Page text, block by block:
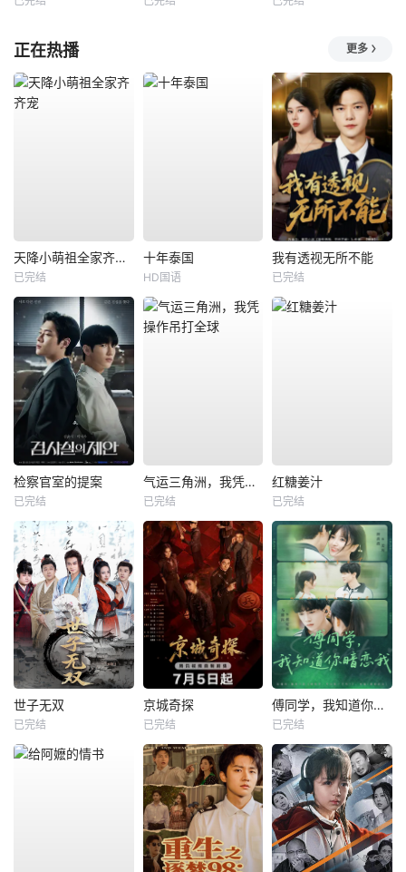
正在热播 更多
天降小萌祖全家齐齐宠
已完结
十年泰国
HD国语
我有透视无所不能
已完结
检察官室的提案
已完结
气运三角洲，我凭操作吊打全球
已完结
红糖姜汁
已完结
世子无双
已完结
京城奇探
已完结
傅同学，我知道你暗恋我
已完结